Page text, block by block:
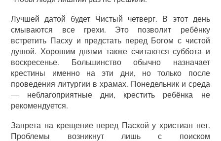
Лучшей датой будет Чистый четверг. В этот день
смываются все грехи. Это позволит ребёнку
встретить Пасху и предстать перед Богом с чистой
душой. Хорошим днями также считаются суббота и
воскресенье. Большинство обычно назначает
крестины именно на эти дни, но только после
проведения литургии в храмах. Понедельник и среда
— неблагоприятные дни, крестить ребёнка не
рекомендуется.
Запрета на крещение перед Пасхой у христиан нет.
Проблемы возникнут лишь с поиском